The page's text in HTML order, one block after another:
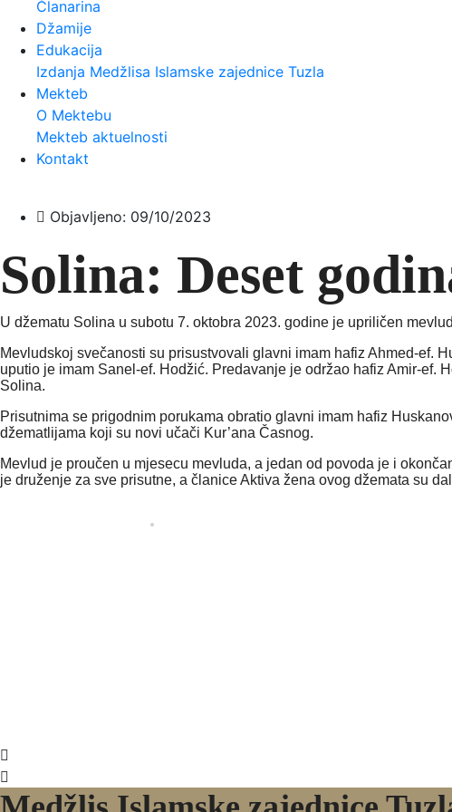
Članarina
Džamije
Edukacija
Izdanja Medžlisa Islamske zajednice Tuzla
Mekteb
O Mektebu
Mekteb aktuelnosti
Kontakt
Objavljeno: 09/10/2023
Solina: Deset
U džematu Solina u subotu 7. oktobra 2023. godine je upriličen
Mevludskoj svečanosti su prisustvovali glavni imam hafiz Ahmed-ef.
uputio je imam Sanel-ef. Hodžić. Predavanje je održao hafiz Amir-ef.
Solina.
Prisutnima se prigodnim porukama obratio glavni imam hafiz
džematlijama koji su novi učači Kur’ana Časnog.
Mevlud je proučen u mjesecu mevluda, a jedan od povoda je i
je druženje za sve prisutne, a članice Aktiva žena ovog džemata su